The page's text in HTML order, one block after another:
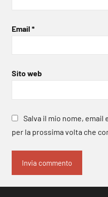
Email *
Sito web
Salva il mio nome,
per la prossima volta che